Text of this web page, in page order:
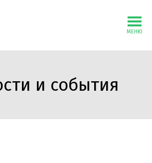
МЕНЮ
и события